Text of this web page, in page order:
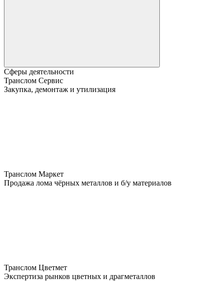
Сферы деятельности
Транслом Сервис
Закупка, демонтаж и утилизация
Транслом Маркет
Продажа лома чёрных металлов и б/у материалов
Транслом Цветмет
Экспертиза рынков цветных и драгметаллов